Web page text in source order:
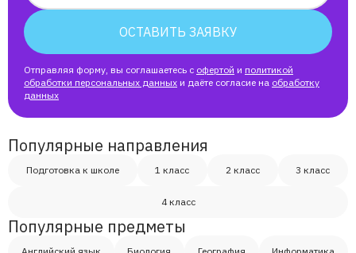
ОСТАВИТЬ ЗАЯВКУ
Отправляя форму, вы соглашаетесь с офертой и политикой
обработки персональных данных и даёте согласие на обработку
данных
Популярные направления
Подготовка к школе 1 класс 2 класс 3 класс
4 класс
Популярные предметы